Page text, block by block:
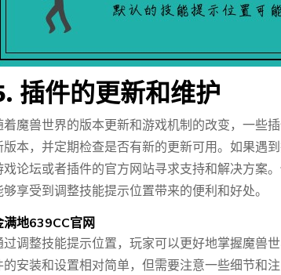
插件的更新和维护
着魔兽世界的版本更新和游戏机制的改变，一些
版本，并定期检查是否有新的更新可用。如果遇
戏论坛或者插件的官方网站寻求支持和解决方案
够享受到调整技能提示位置带来的便利和好处。
满地639CC官网
过调整技能提示位置，玩家可以更好地掌握魔兽
的安装和设置相对简单，但需要注意一些细节和